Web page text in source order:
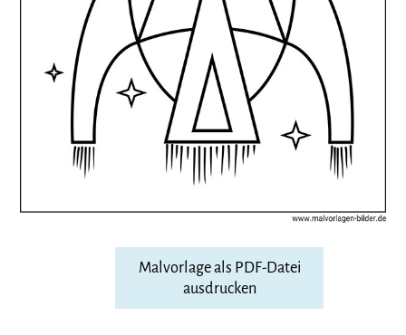
Malvorlage als PDF-Datei
ausdrucken